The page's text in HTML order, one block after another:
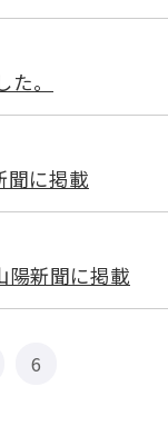
。
に掲載
新聞に掲載
6